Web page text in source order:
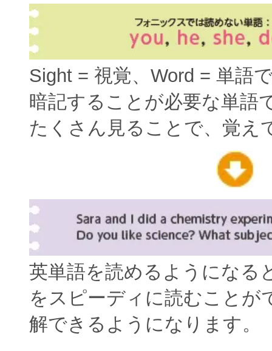
Sight = 視覚、Word = 単語
暗記することが必要な単語
たくさん見ることで、覚え
英単語を読めるようになる
をスピーディに読むことが
解できるようになります。